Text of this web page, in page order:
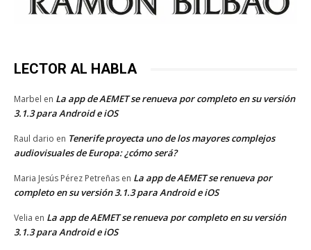
LECTOR AL HABLA
Marbel en La app de AEMET se renueva por completo en su versión
3.1.3 para Android e iOS
Raul dario en Tenerife proyecta uno de los mayores complejos
audiovisuales de Europa: ¿cómo será?
Maria Jesús Pérez Petreñas en La app de AEMET se renueva por
completo en su versión 3.1.3 para Android e iOS
Velia en La app de AEMET se renueva por completo en su versión
3.1.3 para Android e iOS